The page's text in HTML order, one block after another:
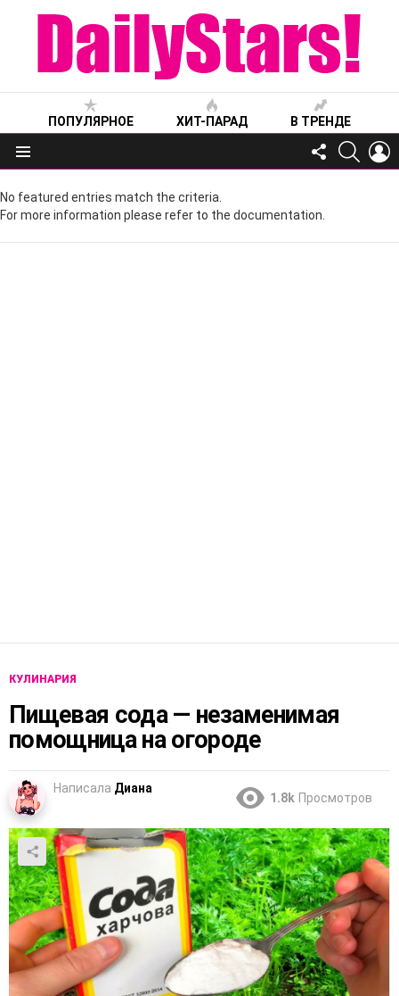
ПОПУЛЯРНОЕ ХИТ-ПАРАД В ТРЕНДЕ
Меню
FOLLOW
US
No featured entries match the criteria.
For more information please refer to the documentation.
КУЛИНАРИЯ
Пищевая сода — незаменимая
помощница на огороде
Написала Диана
1.8k Просмотров